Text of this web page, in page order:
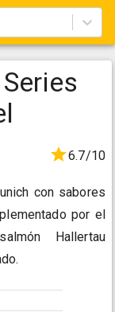
6.7/10
con sabores
por el
Hallertau